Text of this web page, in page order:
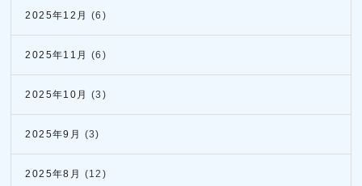
2025年12月 (6)
2025年11月 (6)
2025年10月 (3)
2025年9月 (3)
2025年8月 (12)